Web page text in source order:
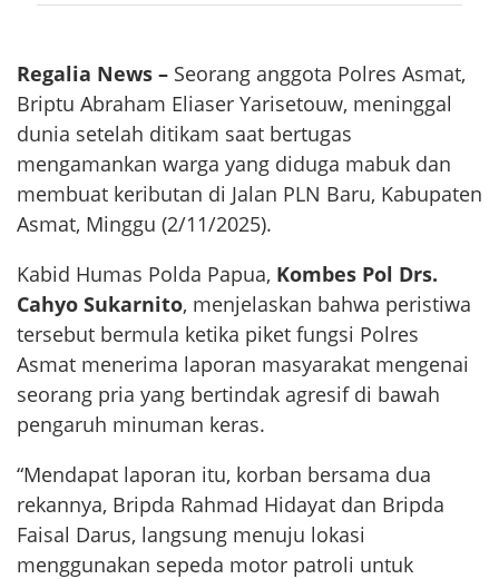
Regalia News – Seorang anggota Polres Asmat,
Briptu Abraham Eliaser Yarisetouw, meninggal
dunia setelah ditikam saat bertugas
mengamankan warga yang diduga mabuk dan
membuat keributan di Jalan PLN Baru, Kabupaten
Asmat, Minggu (2/11/2025).
Kabid Humas Polda Papua, Kombes Pol Drs.
Cahyo Sukarnito, menjelaskan bahwa peristiwa
tersebut bermula ketika piket fungsi Polres
Asmat menerima laporan masyarakat mengenai
seorang pria yang bertindak agresif di bawah
pengaruh minuman keras.
“Mendapat laporan itu, korban bersama dua
rekannya, Bripda Rahmad Hidayat dan Bripda
Faisal Darus, langsung menuju lokasi
menggunakan sepeda motor patroli untuk